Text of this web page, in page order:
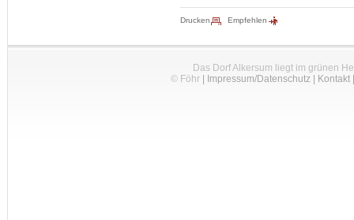
Drucken Empfehlen
Das Dorf Alkersum liegt im grünen
© Föhr| Impressum/Datenschutz| Kontakt